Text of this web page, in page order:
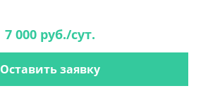
7 000 руб./сут.
Оставить заявку